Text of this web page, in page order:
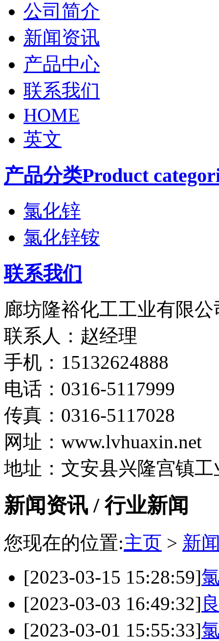
公司简介
新闻资讯
产品中心
联系我们
HOME
英文
产品分类Product
氯化锌
氯化锌铵
联系我们
廊坊隆裕化工工业有限公
联系人：赵经理
手机：15132624888
电话：0316-5117999
传真：0316-5117028
网址：www.lvhuaxin.net
地址：文安县兴隆宫镇工
新闻资讯 / 行业新闻
您现在的位置:主页 > 新
[2023-03-15 15:28:59]
[2023-03-03 16:49:32]
[2023-03-01 15:55:33]